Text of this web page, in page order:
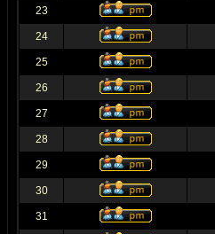
23
24
25
26
27
28
29
30
31